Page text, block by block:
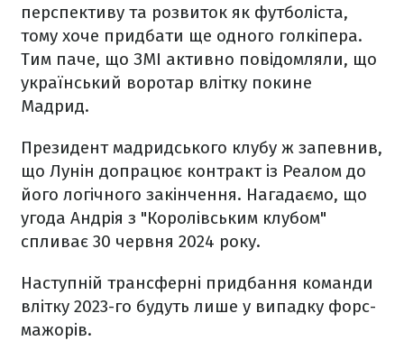
перспективу та розвиток як футболіста,
тому хоче придбати ще одного голкіпера.
Тим паче, що ЗМІ активно повідомляли, що
український воротар влітку покине
Мадрид.
Президент мадридського клубу ж запевнив,
що Лунін допрацює контракт із Реалом до
його логічного закінчення. Нагадаємо, що
угода Андрія з "Королівським клубом"
спливає 30 червня 2024 року.
Наступній трансферні придбання команди
влітку 2023-го будуть лише у випадку форс-
мажорів.